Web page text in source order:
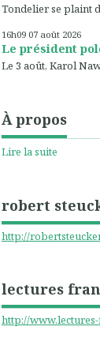
Tondelier se plaint
16h09 07 août 2026
Le président
Le 3 août, Karol
À propos
Lire la suite
robert
http://
lectures
http://